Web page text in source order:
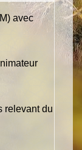
avec
relevant du